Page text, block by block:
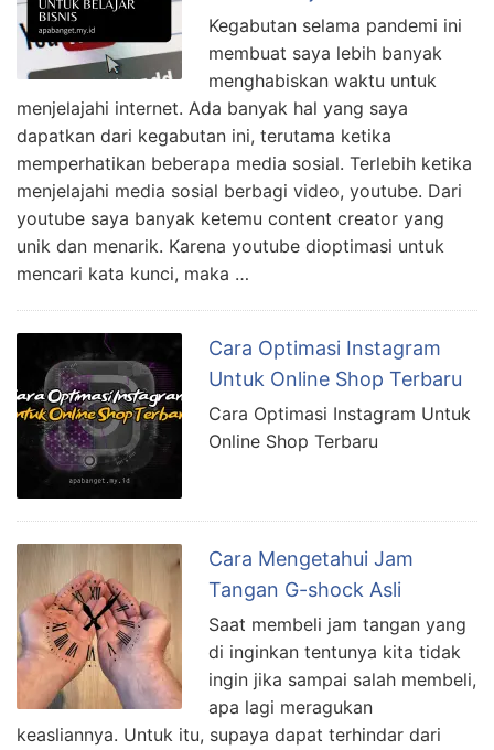
Kegabutan selama pandemi ini
membuat saya lebih banyak
menghabiskan waktu untuk
menjelajahi internet. Ada banyak hal yang saya
dapatkan dari kegabutan ini, terutama ketika
memperhatikan beberapa media sosial. Terlebih ketika
menjelajahi media sosial berbagi video, youtube. Dari
youtube saya banyak ketemu content creator yang
unik dan menarik. Karena youtube dioptimasi untuk
mencari kata kunci, maka …
Cara Optimasi Instagram
Untuk Online Shop Terbaru
Cara Optimasi Instagram Untuk
Online Shop Terbaru
Cara Mengetahui Jam
Tangan G-shock Asli
Saat membeli jam tangan yang
di inginkan tentunya kita tidak
ingin jika sampai salah membeli,
apa lagi meragukan
keasliannya. Untuk itu, supaya dapat terhindar dari